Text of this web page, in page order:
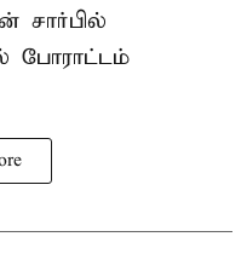
சார்பில்
போராட்டம்